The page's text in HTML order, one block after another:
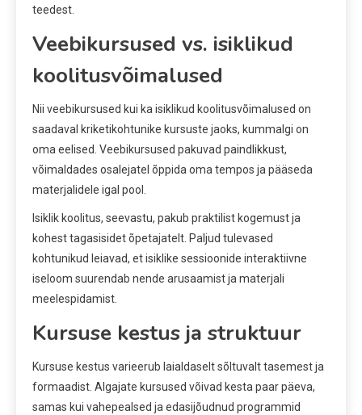
teedest.
Veebikursused vs. isiklikud
koolitusvõimalused
Nii veebikursused kui ka isiklikud koolitusvõimalused on
saadaval kriketikohtunike kursuste jaoks, kummalgi on
oma eelised. Veebikursused pakuvad paindlikkust,
võimaldades osalejatel õppida oma tempos ja pääseda
materjalidele igal pool.
Isiklik koolitus, seevastu, pakub praktilist kogemust ja
kohest tagasisidet õpetajatelt. Paljud tulevased
kohtunikud leiavad, et isiklike sessioonide interaktiivne
iseloom suurendab nende arusaamist ja materjali
meelespidamist.
Kursuse kestus ja struktuur
Kursuse kestus varieerub laialdaselt sõltuvalt tasemest ja
formaadist. Algajate kursused võivad kesta paar päeva,
samas kui vahepealsed ja edasijõudnud programmid